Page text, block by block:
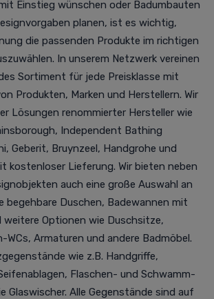
Einstieg wünschen oder Badumbauten
planen, ist es wichtig,
die passenden Produkte im richtigen
In unserem Netzwerk vereinen
Sortiment für jede Preisklasse mit
Produkten, Marken und Herstellern. Wir
Lösungen renommierter Hersteller wie
Independent Bathing
Geberit, Bruynzeel, Handgrohe und
kostenloser Lieferung. Wir bieten neben
auch eine große Auswahl an
begehbare Duschen, Badewannen mit
weitere Optionen wie Duschsitze,
WCs, Armaturen und andere Badmöbel.
wie z.B. Handgriffe,
Flaschen- und Schwamm-
Glaswischer. Alle Gegenstände sind auf